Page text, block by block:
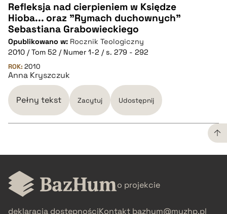
CZYSTY TEKST
pobierz cytat
BIBTEX
pobierz cytat
Refleksja nad cierpieniem w Księdze
Hioba... oraz "Rymach duchownych"
Sebastiana Grabowieckiego
Opublikowano w: Rocznik Teologiczny
2010 / Tom 52 / Numer 1-2 / s. 279 - 292
ROK: 2010
Anna Kryszczuk
Pełny tekst Zacytuj Udostępnij
CZYSTY TEKST
pobierz cytat o projekcie
deklaracja dostępnościKontakt bazhum@muzhp.pl